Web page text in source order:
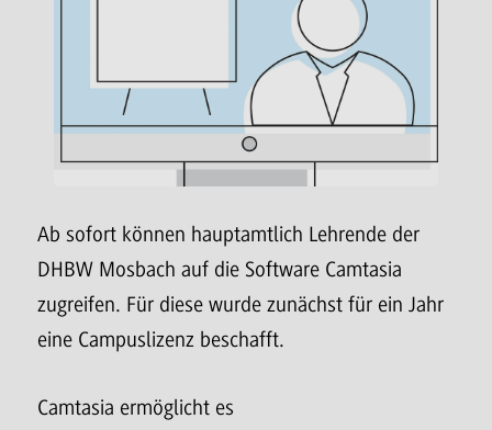
Ab sofort können hauptamtlich Lehrende der
DHBW Mosbach auf die Software Camtasia
zugreifen. Für diese wurde zunächst für ein Jahr
eine Campuslizenz beschafft.
Camtasia ermöglicht es